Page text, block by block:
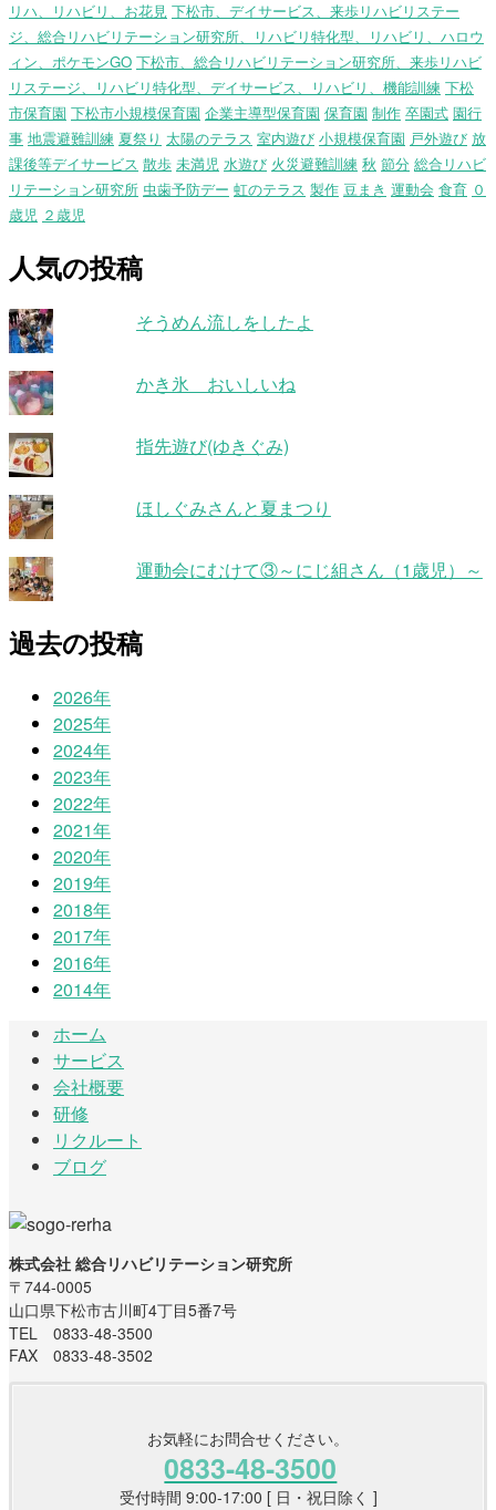
リハ、リハビリ、お花見 下松市、デイサービス、来歩リハビリステー
ジ、総合リハビリテーション研究所、リハビリ特化型、リハビリ、ハロウ
ィン、ポケモンGO 下松市、総合リハビリテーション研究所、来歩リハビ
リステージ、リハビリ特化型、デイサービス、リハビリ、機能訓練 下松
市保育園 下松市小規模保育園 企業主導型保育園 保育園 制作 卒園式 園行
事 地震避難訓練 夏祭り 太陽のテラス 室内遊び 小規模保育園 戸外遊び 放
課後等デイサービス 散歩 未満児 水遊び 火災避難訓練 秋 節分 総合リハビ
リテーション研究所 虫歯予防デー 虹のテラス 製作 豆まき 運動会 食育 ０
歳児 ２歳児
人気の投稿
そうめん流しをしたよ
かき氷 おいしいね
指先遊び(ゆきぐみ)
ほしぐみさんと夏まつり
運動会にむけて③～にじ組さん（1歳児）～
過去の投稿
2026年
2025年
2024年
2023年
2022年
2021年
2020年
2019年
2018年
2017年
2016年
2014年
ホーム
サービス
会社概要
研修
リクルート
ブログ
株式会社 総合リハビリテーション研究所
〒744-0005
山口県下松市古川町4丁目5番7号
TEL 0833-48-3500
FAX 0833-48-3502
お気軽にお問合せください。
0833-48-3500
受付時間 9:00-17:00 [ 日・祝日除く ]